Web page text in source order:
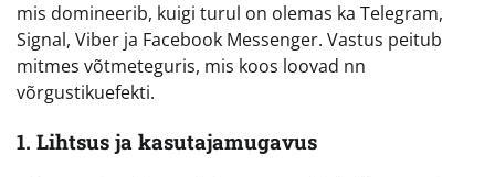
mis domineerib, kuigi turul on olemas ka Telegram,
Signal, Viber ja Facebook Messenger. Vastus peitub
mitmes võtmeteguris, mis koos loovad nn
võrgustikuefekti.
1. Lihtsus ja kasutajamugavus